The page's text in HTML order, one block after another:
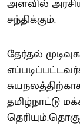
அளவில்
சந்திக்கும்.
தேர்தல்
தமிழ்நாட்டு